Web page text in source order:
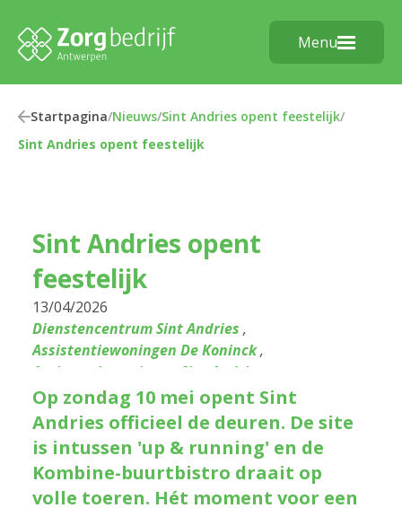
Menu
Startpagina/Nieuws/Sint Andries opent feestelijk/
Sint Andries opent feestelijk
Sint Andries opent
feestelijk
13/04/2026
Dienstencentrum Sint Andries ,
Assistentiewoningen De Koninck,
Assistentiewoningen Sint Andries
Op zondag 10 mei opent Sint
Andries officieel de deuren. De site
is intussen 'up & running' en de
Kombine-buurtbistro draait op
volle toeren. Hét moment voor een